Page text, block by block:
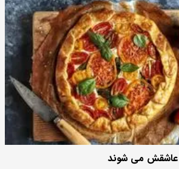
عاشقش می شوند